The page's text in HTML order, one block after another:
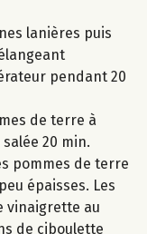
lanières puis
pendant 20
de terre à
20 min.
pommes de terre
épaisses. Les
vinaigrette au
de ciboulette